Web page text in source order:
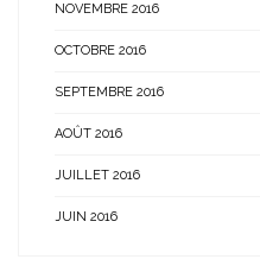
NOVEMBRE 2016
OCTOBRE 2016
SEPTEMBRE 2016
AOÛT 2016
JUILLET 2016
JUIN 2016